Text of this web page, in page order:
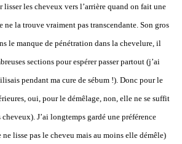
lisser les cheveux vers l’arrière quand on fait une
ne la trouve vraiment pas transcendante. Son gros
le manque de pénétration dans la chevelure, il
sections pour espérer passer partout (j’ai
pendant ma cure de sébum !). Donc pour le
oui, pour le démêlage, non, elle ne se suffit
cheveux). J’ai longtemps gardé une préférence
lisse pas le cheveu mais au moins elle démêle)